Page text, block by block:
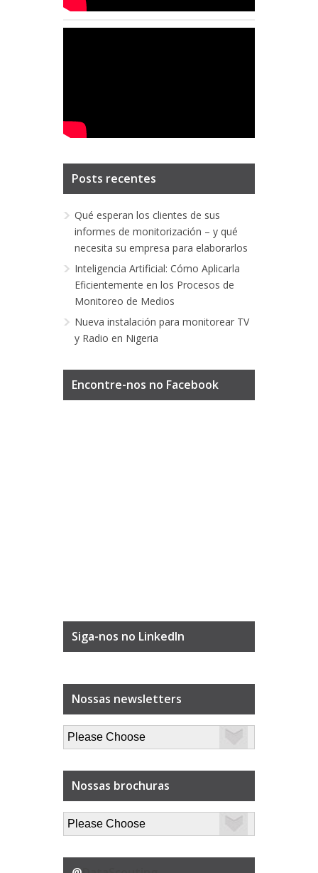
Posts recentes
Qué esperan los clientes de sus
informes de monitorización – y qué
necesita su empresa para elaborarlos
Inteligencia Artificial: Cómo Aplicarla
Eficientemente en los Procesos de
Monitoreo de Medios
Nueva instalación para monitorear TV
y Radio en Nigeria
Encontre-nos no Facebook
Siga-nos no LinkedIn
Nossas newsletters
Nossas brochuras